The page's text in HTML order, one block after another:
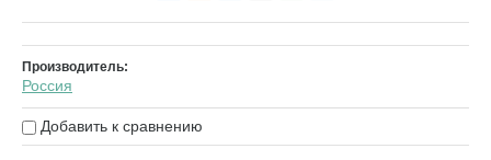
Производитель:
Россия
Добавить к сравнению